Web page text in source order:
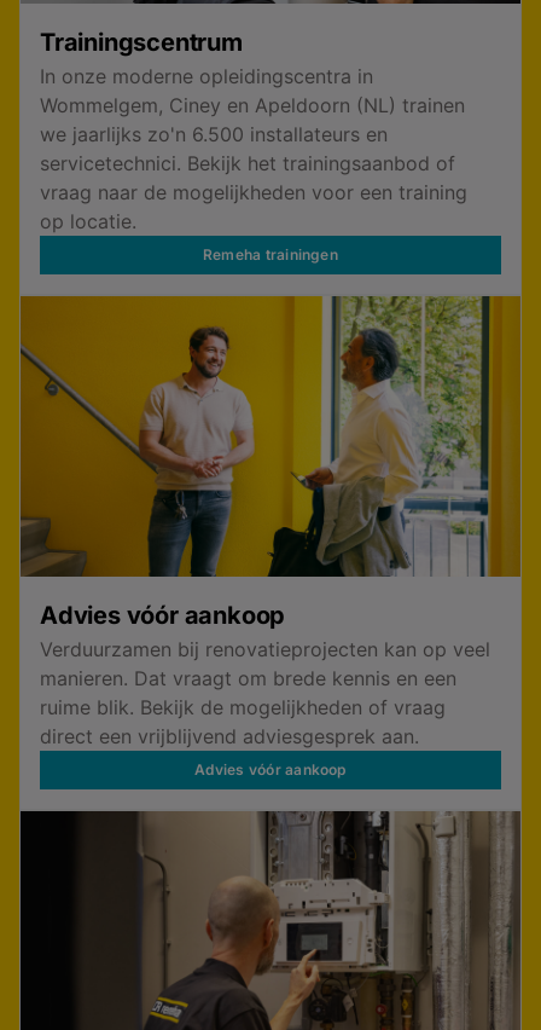
Trainingscentrum
In onze moderne opleidingscentra in
Wommelgem, Ciney en Apeldoorn (NL) trainen
we jaarlijks zo'n 6.500 installateurs en
servicetechnici. Bekijk het trainingsaanbod of
vraag naar de mogelijkheden voor een training
op locatie.
Remeha trainingen
Advies vóór aankoop
Verduurzamen bij renovatieprojecten kan op veel
manieren. Dat vraagt om brede kennis en een
ruime blik. Bekijk de mogelijkheden of vraag
direct een vrijblijvend adviesgesprek aan.
Advies vóór aankoop